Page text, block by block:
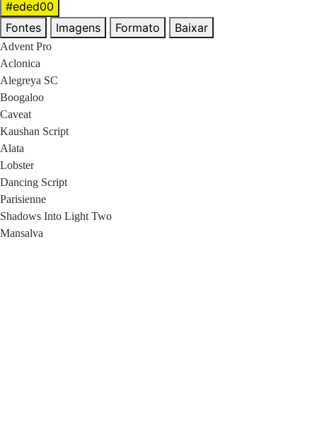
#eded00
Fontes
Imagens Formato Baixar
Advent Pro
Aclonica
Alegreya SC
Boogaloo
Caveat
Kaushan Script
Alata
Lobster
Dancing Script
Parisienne
Shadows Into Light Two
Mansalva